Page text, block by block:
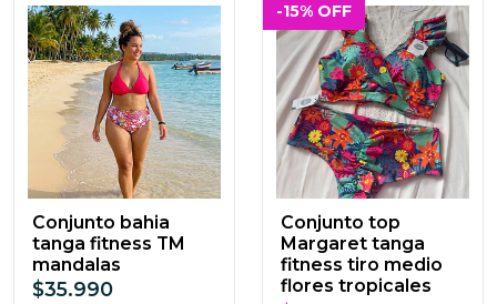
Conjunto bahia
tanga fitness TM
mandalas
$35.990
-15% OFF
Conjunto top
Margaret tanga
fitness tiro medio
flores tropicales